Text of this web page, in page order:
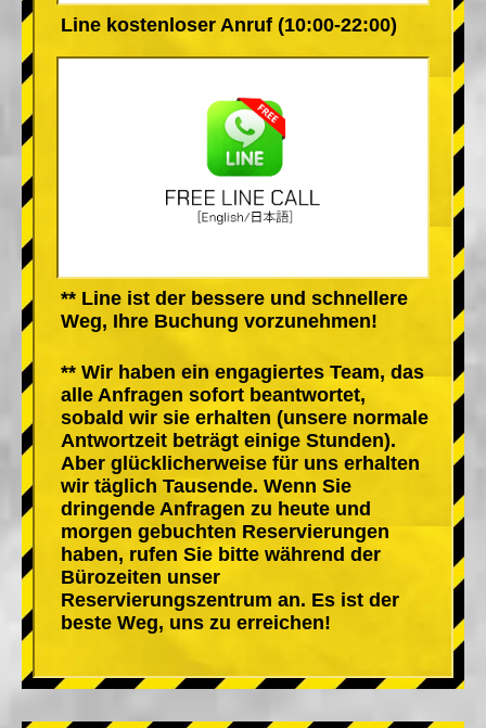
Line kostenloser Anruf (10:00-22:00)
** Line ist der bessere und schnellere
Weg, Ihre Buchung vorzunehmen!
** Wir haben ein engagiertes Team, das
alle Anfragen sofort beantwortet,
sobald wir sie erhalten (unsere normale
Antwortzeit beträgt einige Stunden).
Aber glücklicherweise für uns erhalten
wir täglich Tausende. Wenn Sie
dringende Anfragen zu heute und
morgen gebuchten Reservierungen
haben, rufen Sie bitte während der
Bürozeiten unser
Reservierungszentrum an. Es ist der
beste Weg, uns zu erreichen!